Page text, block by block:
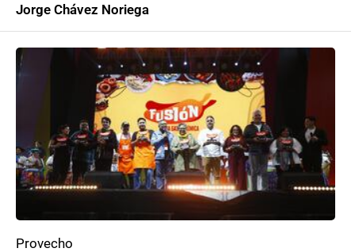
Jorge Chávez Noriega
Provecho